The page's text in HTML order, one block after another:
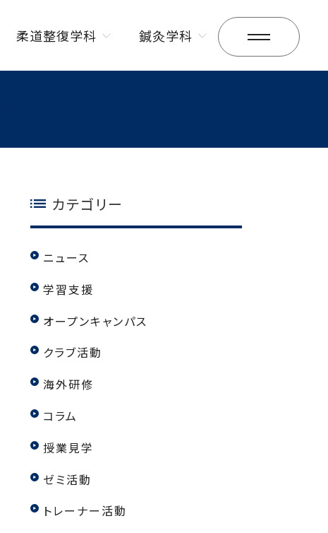
柔道整復学科 鍼灸学科
カテゴリー
ニュース
学習支援
オープンキャンパス
クラブ活動
海外研修
コラム
授業見学
ゼミ活動
トレーナー活動